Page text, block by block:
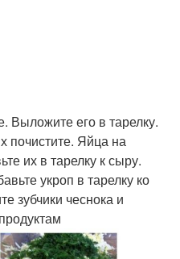
Выложите его в тарелку.
почистите. Яйца на
их в тарелку к сыру.
укроп в тарелку ко
зубчики чеснока и